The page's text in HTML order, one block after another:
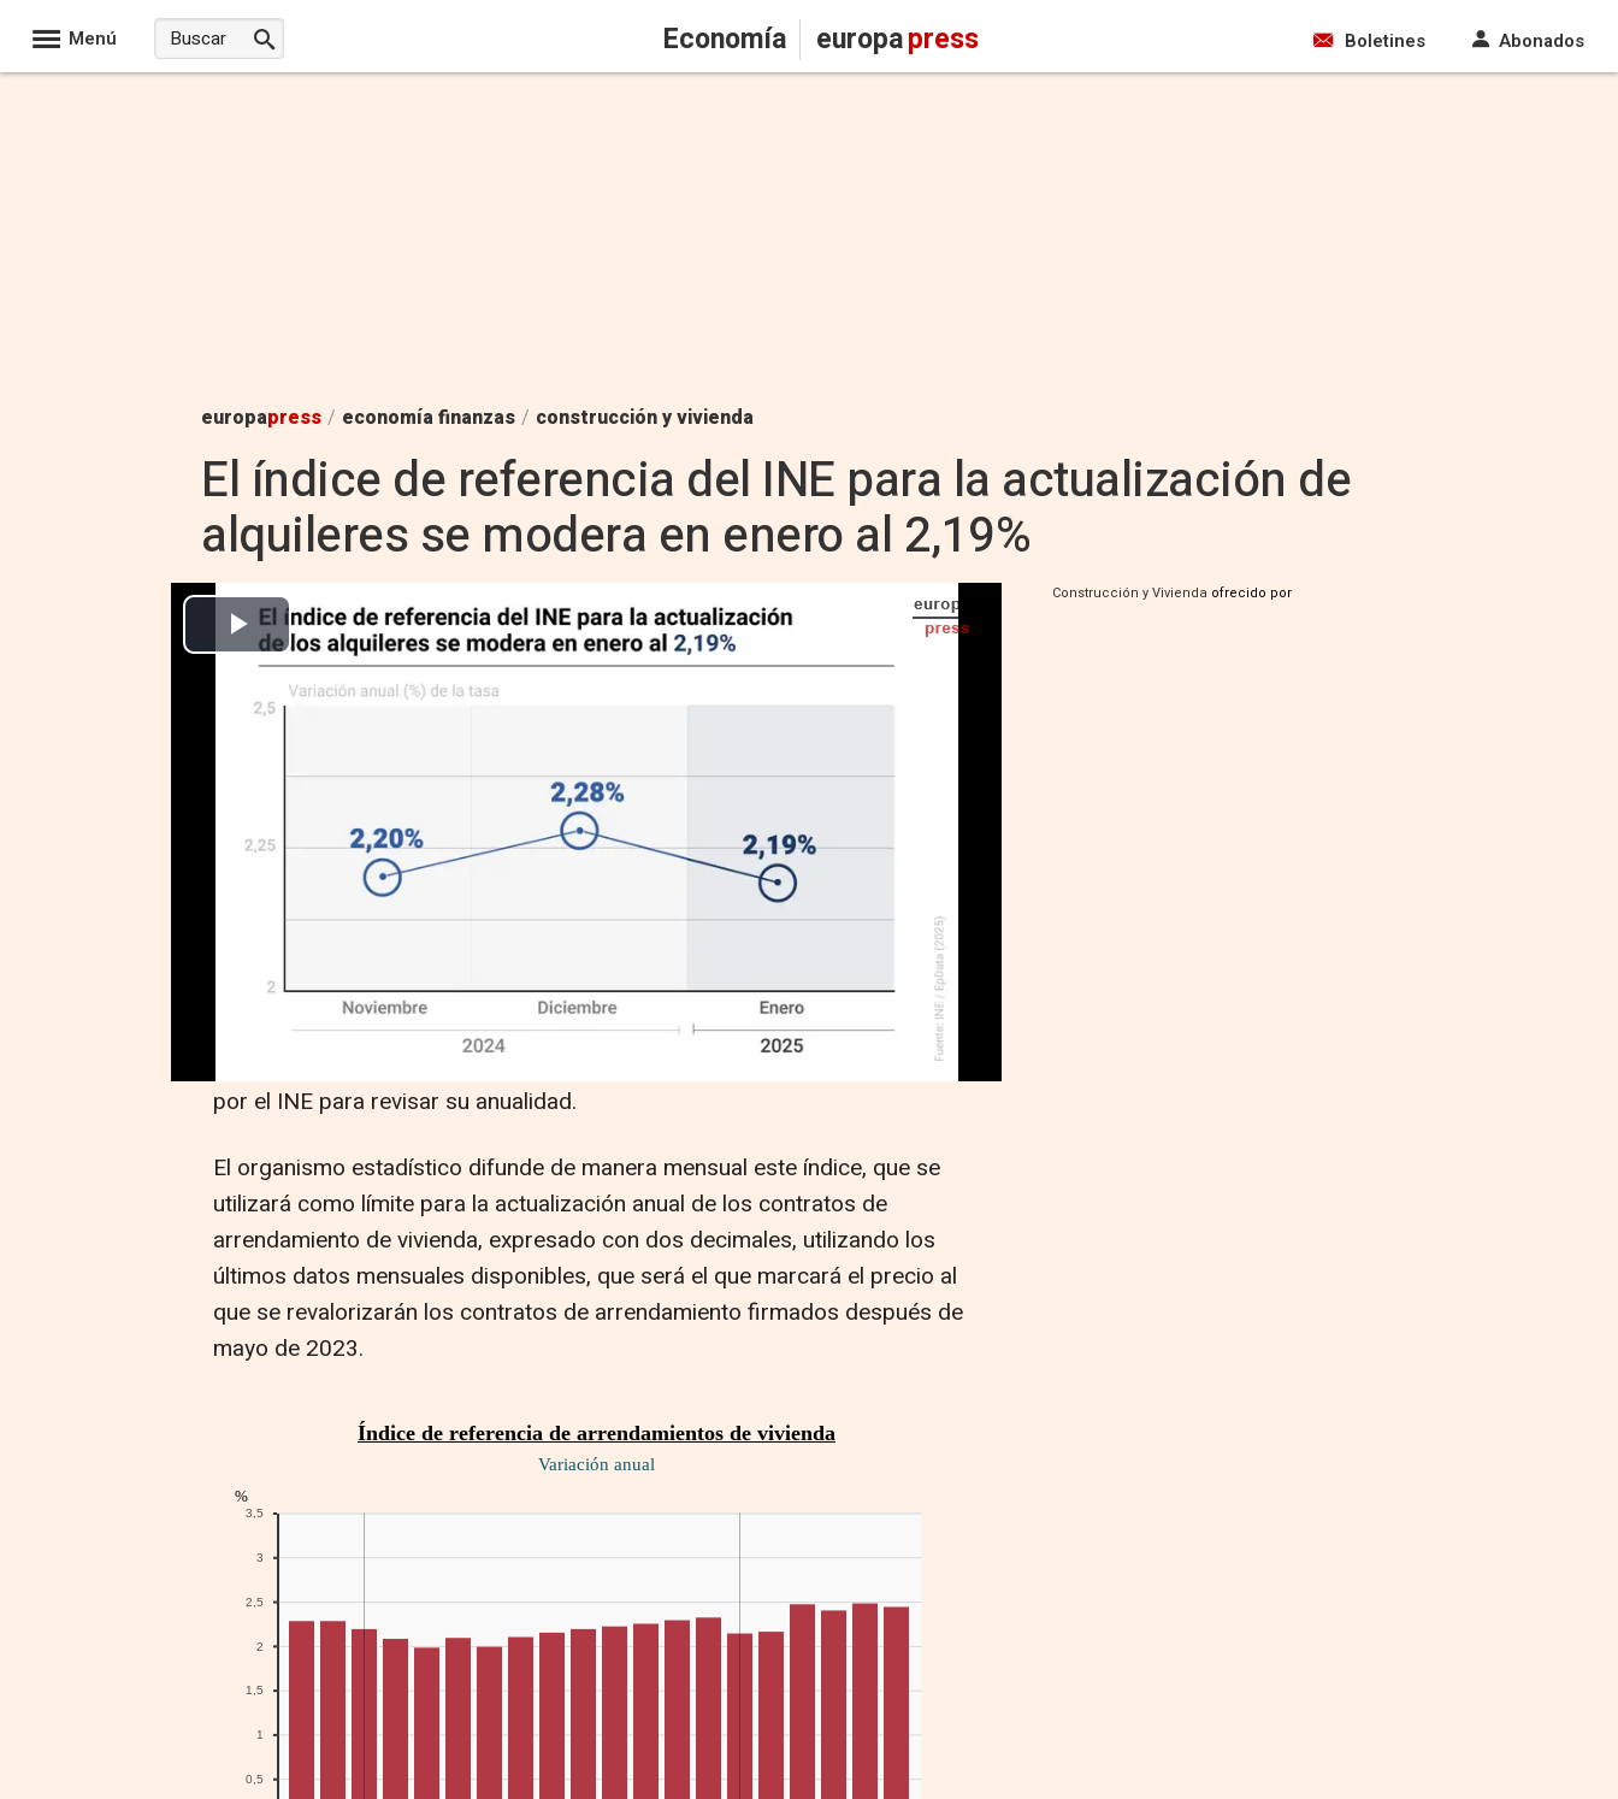
Menú Economía europapress Boletines Abonados
europapress / economía finanzas / construcción y vivienda
El índice de referencia del INE para la actualización de
alquileres se modera en enero al 2,19%
Europa Press Economía Finanzas
Actualizado: viernes, 14 febrero 2025 10:37 Abrir opciones para compartir
IA Seguir en
El Instituto Nacional de Estadística (INE) ha publicado este viernes el índice
de referencia para la actualización anual de los contratos de alquiler, que se
situó en el 2,19% interanual en enero de este año, frente al 2,28% del mes
anterior.
Los contratos de alquiler que vayan a actualizar su renta a partir de este
año y que hayan sido firmados desde la entrada en vigor de la Ley de
Vivienda, el 25 de mayo de 2023, deberán usar ya este nuevo índice creado
por el INE para revisar su anualidad.
El organismo estadístico difunde de manera mensual este índice, que se
utilizará como límite para la actualización anual de los contratos de
arrendamiento de vivienda, expresado con dos decimales, utilizando los
últimos datos mensuales disponibles, que será el que marcará el precio al
que se revalorizarán los contratos de arrendamiento firmados después de
mayo de 2023.
Construcción y Vivienda ofrecido por